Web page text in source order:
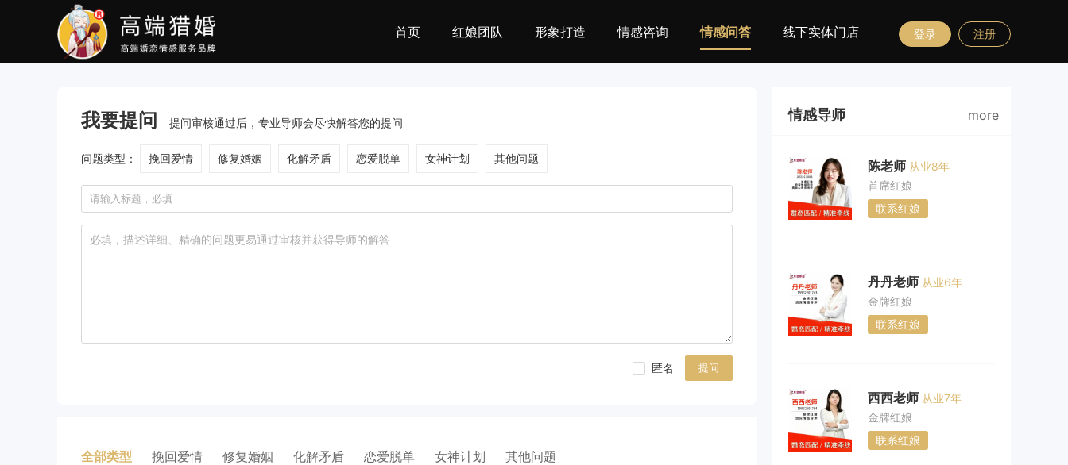
登录 注册
首页 红娘团队 形象打造 情感咨询 情感问答 线下实体门店
我要提问 提问审核通过后，专业导师会尽快解答您的提问
问题类型： 挽回爱情 修复婚姻 化解矛盾 恋爱脱单 女神计划 其他问题
匿名 提问
全部类型 挽回爱情 修复婚姻 化解矛盾 恋爱脱单 女神计划 其他问题
情感导师 more
陈老师 从业8年
首席红娘
联系红娘
丹丹老师 从业6年
金牌红娘
联系红娘
西西老师 从业7年
金牌红娘
联系红娘